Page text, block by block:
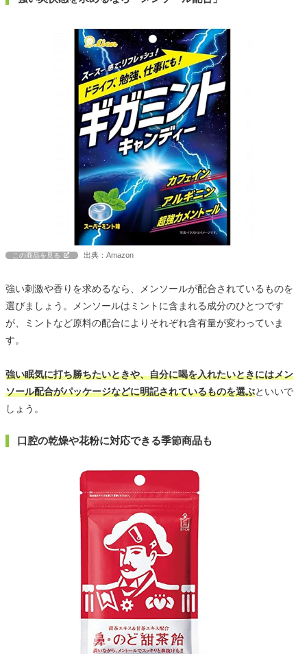
この商品を見る 出典：Amazon
強い刺激や香りを求めるなら、メンソールが配合されているものを
選びましょう。メンソールはミントに含まれる成分のひとつです
が、ミントなど原料の配合によりそれぞれ含有量が変わっていま
す。
強い眠気に打ち勝ちたいときや、自分に喝を入れたいときにはメン
ソール配合がパッケージなどに明記されているものを選ぶといいで
しょう。
口腔の乾燥や花粉に対応できる季節商品も